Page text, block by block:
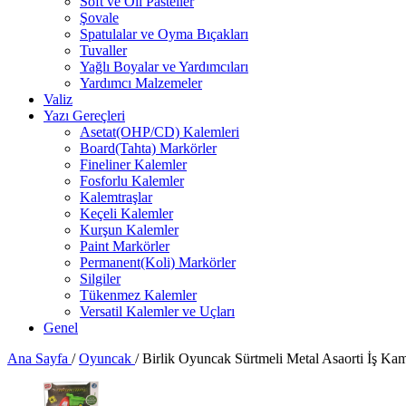
Şovale
Spatulalar ve Oyma Bıçakları
Tuvaller
Yağlı Boyalar ve Yardımcıları
Yardımcı Malzemeler
Valiz
Yazı Gereçleri
Asetat(OHP/CD) Kalemleri
Board(Tahta) Markörler
Fineliner Kalemler
Fosforlu Kalemler
Kalemtraşlar
Keçeli Kalemler
Kurşun Kalemler
Paint Markörler
Permanent(Koli) Markörler
Silgiler
Tükenmez Kalemler
Versatil Kalemler ve Uçları
Genel
Ana Sayfa / Oyuncak / Birlik Oyuncak Sürtmeli Metal Asaorti İş